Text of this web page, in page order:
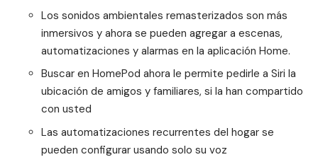
Los sonidos ambientales remasterizados son más
inmersivos y ahora se pueden agregar a escenas,
automatizaciones y alarmas en la aplicación Home.
Buscar en HomePod ahora le permite pedirle a Siri la
ubicación de amigos y familiares, si la han compartido
con usted
Las automatizaciones recurrentes del hogar se
pueden configurar usando solo su voz